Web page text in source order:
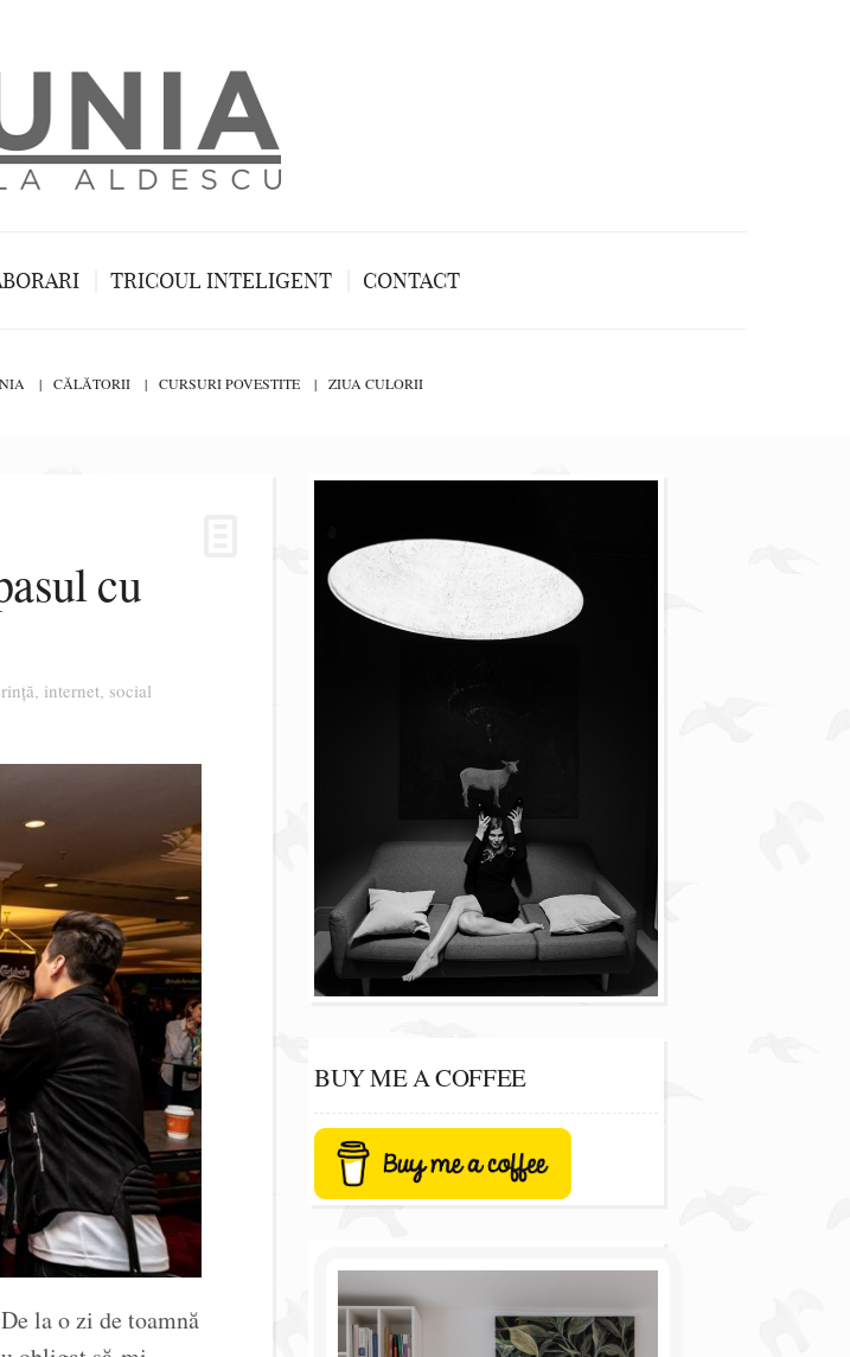
TRICOUL INTELIGENT CONTACT
CĂLĂTORII CURSURI POVESTITE ZIUA CULORII
cu
, internet, social
la o zi de toamnă
BUY ME A COFFEE